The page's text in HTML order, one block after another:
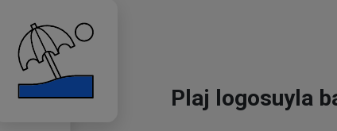
Plaj logosuyla